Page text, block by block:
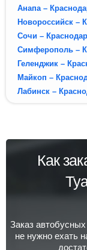
Анапа –
Новороссийск –
Сочи – Краснодар
Симферополь –
Геленджик –
Майкоп –
Лабинск –
Как
Заказ
не нужно ехать